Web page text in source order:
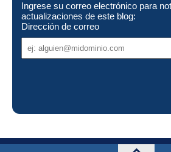
Ingrese su correo electrónico para
actualizaciones de este blog:
Dirección de correo
de